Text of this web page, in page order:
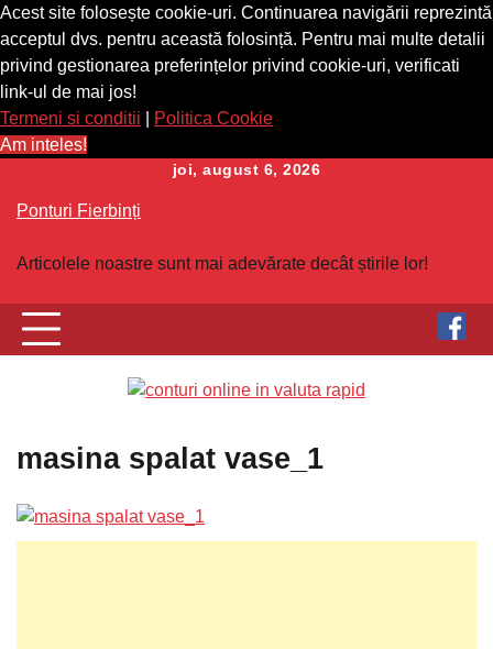
Acest site folosește cookie-uri. Continuarea navigării reprezintă
acceptul dvs. pentru această folosință. Pentru mai multe detalii
privind gestionarea preferințelor privind cookie-uri, verificati
link-ul de mai jos!
Termeni si conditii
Politica Cookie
Am inteles!
content
joi, august 6, 2026
Ponturi Fierbinți
Articolele noastre sunt mai adevărate decât știrile lor!
masina spalat vase_1